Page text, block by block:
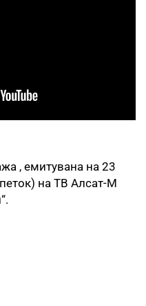
, емитувана на 23
на ТВ Алсат-М